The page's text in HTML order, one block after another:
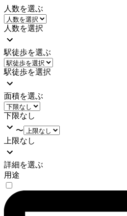
人数を選ぶ
人数を選択
駅徒歩を選ぶ
駅徒歩を選択
面積を選ぶ
下限なし
〜
上限なし
詳細を選ぶ
用途